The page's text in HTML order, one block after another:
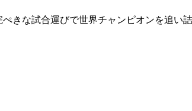
きな試合運びで世界チャンピオンを追